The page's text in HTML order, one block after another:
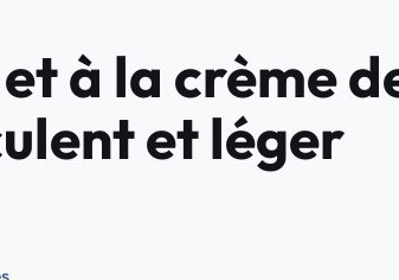
à la crème
et léger